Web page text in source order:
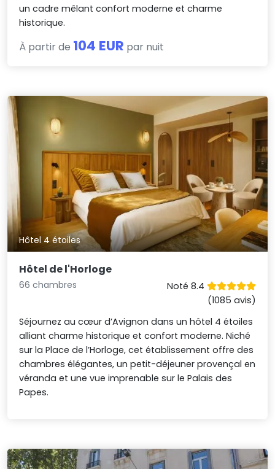
un cadre mêlant confort moderne et charme
historique.
À partir de 104 EUR par nuit
Hôtel 4 étoiles
Hôtel de l'Horloge
66 chambres
Noté 8.4
(1085 avis)
Séjournez au cœur d’Avignon dans un hôtel 4 étoiles
alliant charme historique et confort moderne. Niché
sur la Place de l’Horloge, cet établissement offre des
chambres élégantes, un petit-déjeuner provençal en
véranda et une vue imprenable sur le Palais des
Papes.